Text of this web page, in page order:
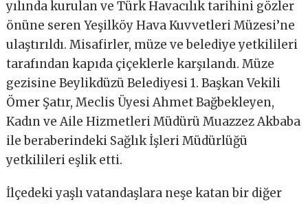
yılında kurulan ve Türk Havacılık tarihini gözler
önüne seren Yeşilköy Hava Kuvvetleri Müzesi’ne
ulaştırıldı. Misafirler, müze ve belediye yetkilileri
tarafından kapıda çiçeklerle karşılandı. Müze
gezisine Beylikdüzü Belediyesi 1. Başkan Vekili
Ömer Şatır, Meclis Üyesi Ahmet Bağbekleyen,
Kadın ve Aile Hizmetleri Müdürü Muazzez Akbaba
ile beraberindeki Sağlık İşleri Müdürlüğü
yetkilileri eşlik etti.
İlçedeki yaşlı vatandaşlara neşe katan bir diğer